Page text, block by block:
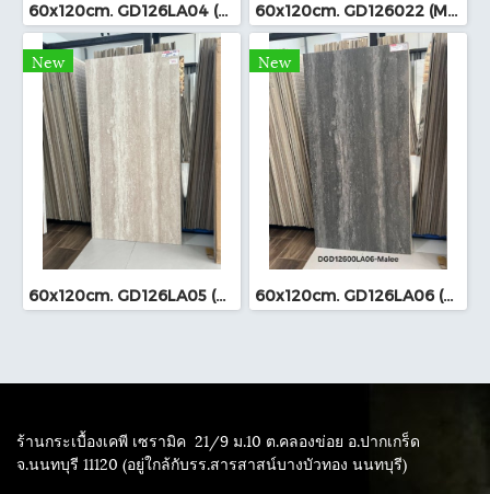
60x120cm. GD126LA04 (MO) 60x120cm. GD126022 (MO)
New
60x120cm. GD126LA05 (MO)
New
60x120cm. GD126LA06 (MO)
ร้านกระเบื้องเคพี เซรามิค 21/9 ม.10 ต.คลองข่อย อ.ปากเกร็ด
จ.นนทบุรี 11120 (อยู่ใกล้กับรร.สารสาสน์บางบัวทอง นนทบุรี)